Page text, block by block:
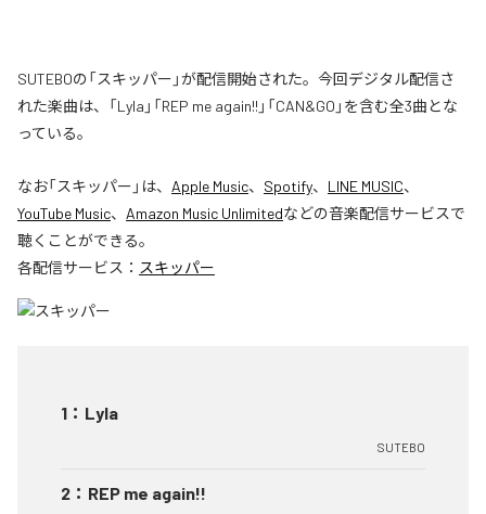
SUTEBOの「スキッパー」が配信開始された。今回デジタル配信さ
れた楽曲は、「Lyla」「REP me again!!」「CAN&GO」を含む全3曲とな
っている。
なお「スキッパー 」は、 Apple Music、 Spotify、 LINE MUSIC、
YouTube Music、 Amazon Music Unlimitedなどの音楽配信サービスで
聴くことができる。
各配信サービス： スキッパー
1 ： Lyla
SUTEBO
2 ： REP me again!!